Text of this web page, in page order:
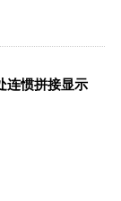
连惯拼接显示